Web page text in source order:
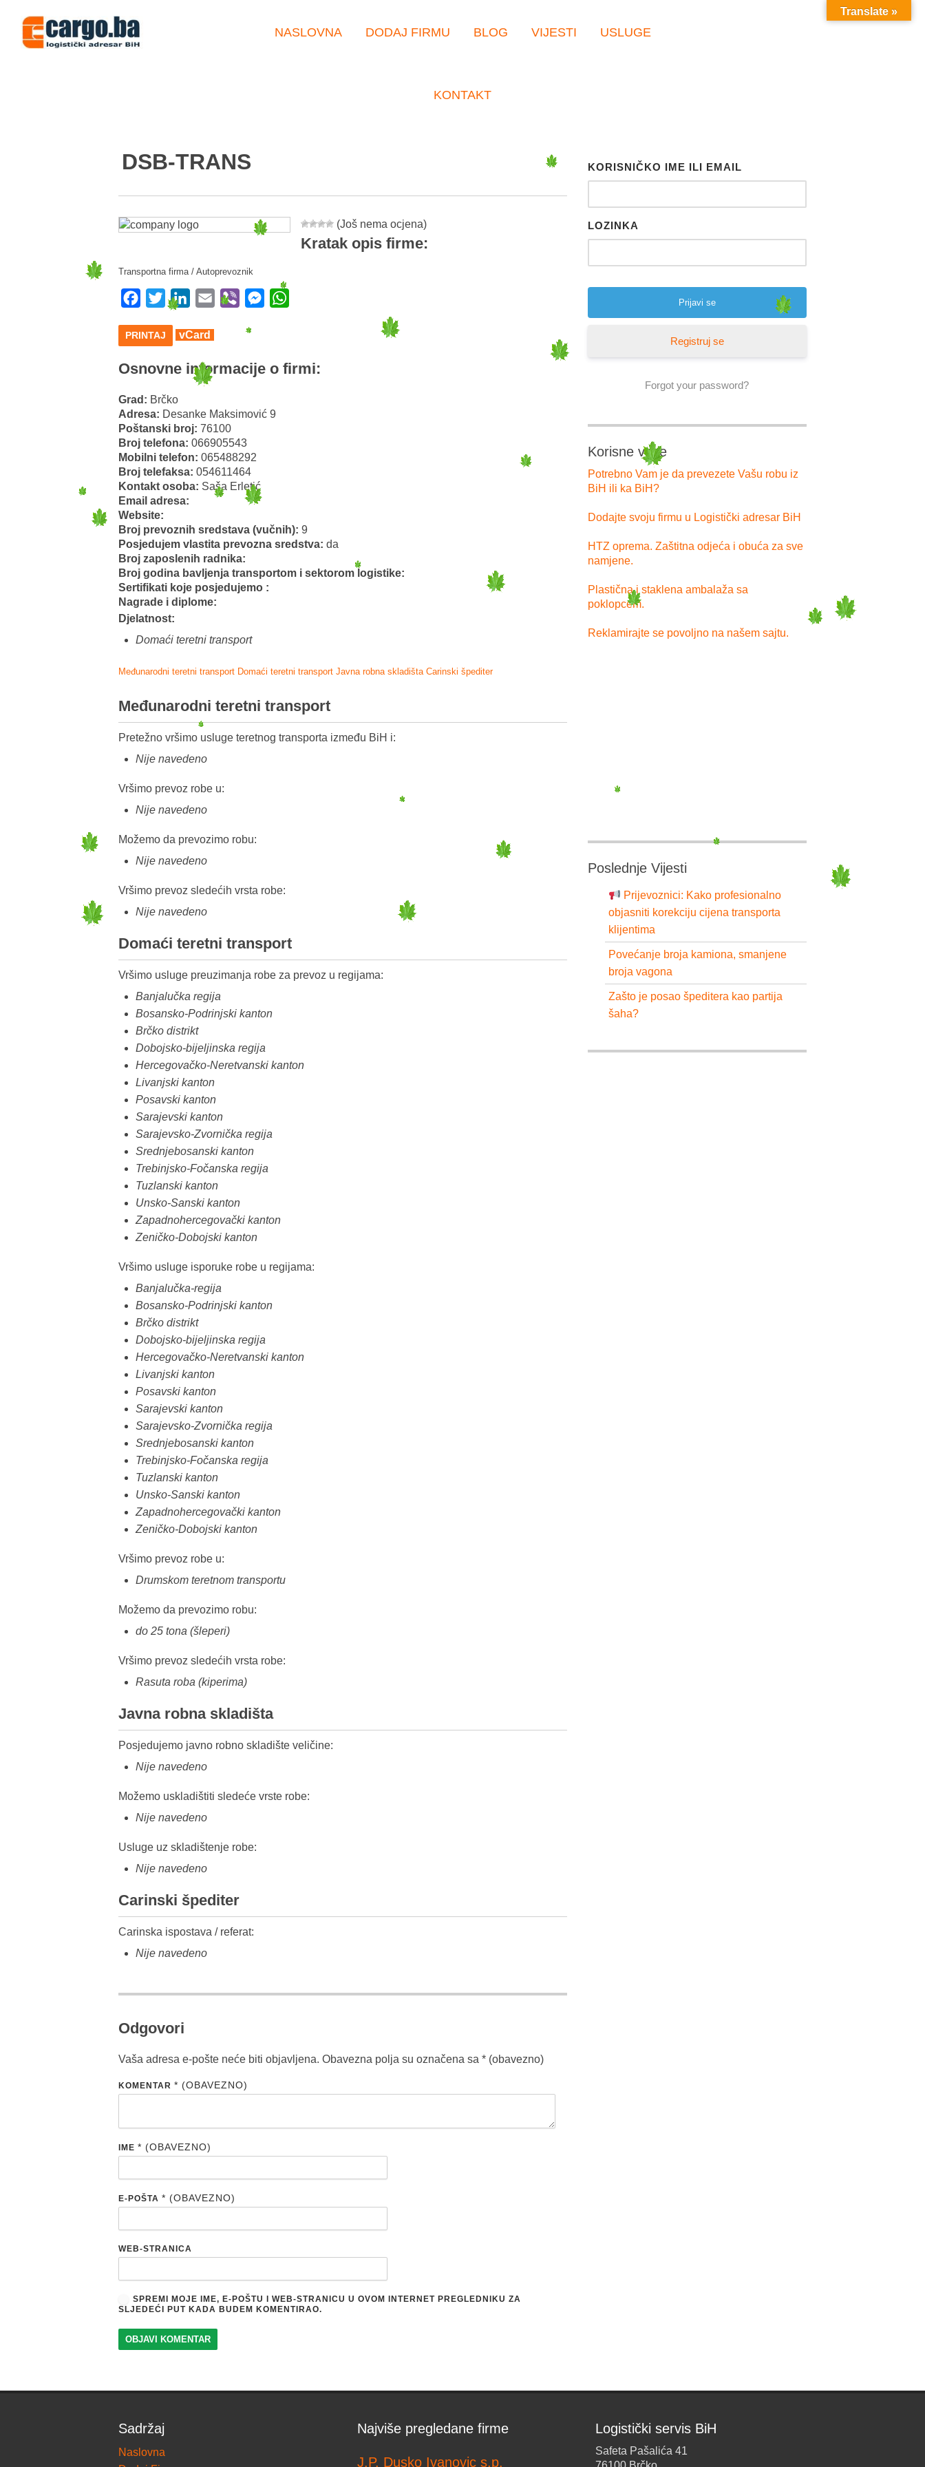
NASLOVNA DODAJ FIRMU BLOG VIJESTI USLUGE
KONTAKT
DSB-TRANS
(Još nema ocjena)
Kratak opis firme:
Transportna firma / Autoprevoznik
Facebook
Twitter LinkedIn
Email Viber Messenger
PRINTAJ vCard
Osnovne informacije o firmi:
Grad: Brčko
Adresa: Desanke Maksimović 9
Poštanski broj: 76100
Broj telefona: 066905543
Mobilni telefon: 065488292
Broj telefaksa: 054611464
Kontakt osoba: Saša Erletić
Email adresa:
Website:
Broj prevoznih sredstava (vučnih): 9
Posjedujem vlastita prevozna sredstva: da
Broj zaposlenih radnika:
Broj godina bavljenja transportom i sektorom logistike:
Sertifikati koje posjedujemo :
Nagrade i diplome:
Djelatnost:
Domaći teretni transport
Međunarodni teretni transport Domaći teretni transport Javna robna skladišta Carinski špediter
Međunarodni teretni transport
Pretežno vršimo usluge teretnog transporta između BiH i:
Nije navedeno
Vršimo prevoz robe u:
Nije navedeno
Možemo da prevozimo robu:
Nije navedeno
Vršimo prevoz sledećih vrsta robe:
Nije navedeno
Domaći teretni transport
Vršimo usluge preuzimanja robe za prevoz u regijama:
Banjalučka regija
Bosansko-Podrinjski kanton
Brčko distrikt
Dobojsko-bijeljinska regija
Hercegovačko-Neretvanski kanton
Livanjski kanton
Posavski kanton
Sarajevski kanton
Sarajevsko-Zvornička regija
Srednjebosanski kanton
Trebinjsko-Fočanska regija
Tuzlanski kanton
Unsko-Sanski kanton
Zapadnohercegovački kanton
Zeničko-Dobojski kanton
Vršimo usluge isporuke robe u regijama:
Banjalučka-regija
Bosansko-Podrinjski kanton
Brčko distrikt
Dobojsko-bijeljinska regija
Hercegovačko-Neretvanski kanton
Livanjski kanton
Posavski kanton
Sarajevski kanton
Sarajevsko-Zvornička regija
Srednjebosanski kanton
Trebinjsko-Fočanska regija
Tuzlanski kanton
Unsko-Sanski kanton
Zapadnohercegovački kanton
Zeničko-Dobojski kanton
Vršimo prevoz robe u:
Drumskom teretnom transportu
Možemo da prevozimo robu:
do 25 tona (šleperi)
Vršimo prevoz sledećih vrsta robe:
Rasuta roba (kiperima)
Javna robna skladišta
Posjedujemo javno robno skladište veličine:
Nije navedeno
Možemo uskladištiti sledeće vrste robe:
Nije navedeno
Usluge uz skladištenje robe:
Nije navedeno
Carinski špediter
Carinska ispostava / referat:
Nije navedeno
Odgovori
Vaša adresa e-pošte neće biti objavljena. Obavezna polja su označena sa * (obavezno)
KOMENTAR * (OBAVEZNO)
IME * (OBAVEZNO)
E-POŠTA * (OBAVEZNO)
WEB-STRANICA
SPREMI MOJE IME, E-POŠTU I WEB-STRANICU U OVOM INTERNET PREGLEDNIKU ZA
SLJEDEĆI PUT KADA BUDEM KOMENTIRAO.
KORISNIČKO IME ILI EMAIL
LOZINKA
Registruj se
Forgot your password?
Korisne veze
Potrebno Vam je da prevezete Vašu robu iz
BiH ili ka BiH?
Dodajte svoju firmu u Logistički adresar BiH
HTZ oprema. Zaštitna odjeća i obuća za sve
namjene.
Plastična i staklena ambalaža sa
poklopcem.
Reklamirajte se povoljno na našem sajtu.
Poslednje Vijesti
Prijevoznici: Kako profesionalno
objasniti korekciju cijena transporta
klijentima
Povećanje broja kamiona, smanjene
broja vagona
Zašto je posao špeditera kao partija
šaha?
Sadržaj
Naslovna
Najviše pregledane firme
J.P. Dusko Ivanovic s.p.
Logistički servis BiH
Safeta Pašalića 41
Translate »